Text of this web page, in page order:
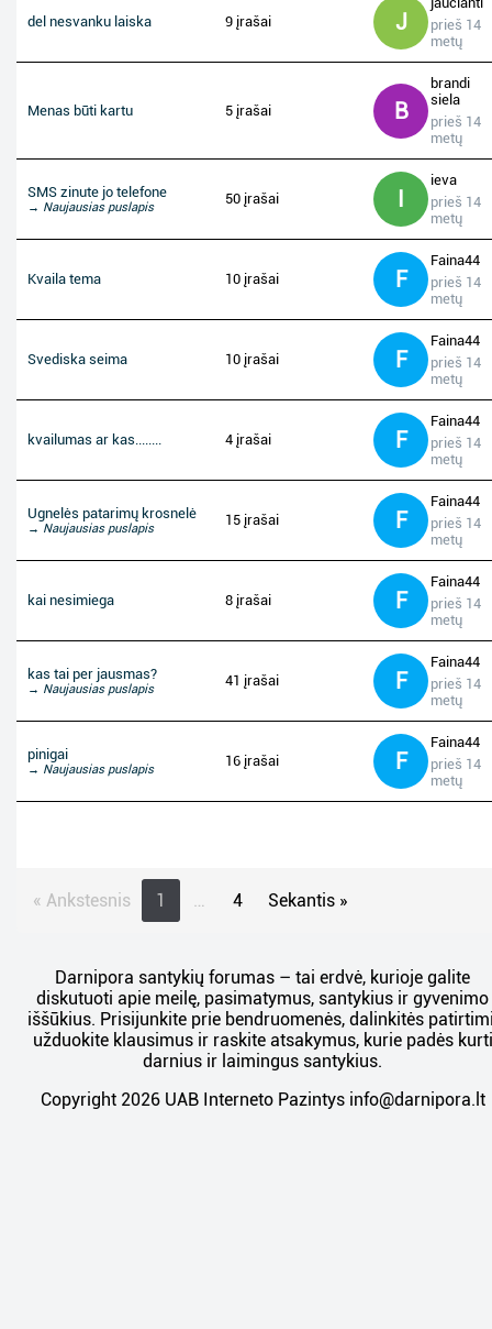
del nesvanku laiska 9 įrašai J
prieš 14
metų
Menas būti kartu 5 įrašai B
brandi
siela
prieš 14
metų
SMS zinute jo telefone
→ Naujausias puslapis
50 įrašai I
ieva
prieš 14
metų
Kvaila tema 10 įrašai F
Faina44
prieš 14
metų
Svediska seima 10 įrašai F
Faina44
prieš 14
metų
kvailumas ar kas........ 4 įrašai F
Faina44
prieš 14
metų
Ugnelės patarimų krosnelė
→ Naujausias puslapis
15 įrašai F
Faina44
prieš 14
metų
kai nesimiega 8 įrašai F
Faina44
prieš 14
metų
kas tai per jausmas?
→ Naujausias puslapis
41 įrašai F
Faina44
prieš 14
metų
pinigai
→ Naujausias puslapis
16 įrašai F
Faina44
prieš 14
metų
« Ankstesnis 1 … 4 Sekantis »
Darnipora santykių forumas – tai erdvė, kurioje galite
diskutuoti apie meilę, pasimatymus, santykius ir gyvenimo
iššūkius. Prisijunkite prie bendruomenės, dalinkitės
užduokite klausimus ir raskite atsakymus, kurie padės kurti
darnius ir laimingus santykius.
Copyright 2026 UAB Interneto Pazintys info@darnipora.lt